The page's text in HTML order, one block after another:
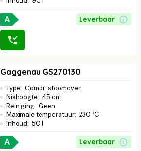
A Leverbaar
Gaggenau GS270130
Type: Combi-stoomoven
Nishoogte: 45 cm
Reiniging: Geen
Maximale temperatuur: 230 °C
Inhoud: 50 l
A Leverbaar